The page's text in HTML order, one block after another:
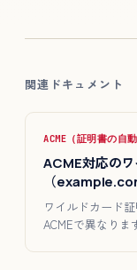
関連ドキュメント
ACME（証明書の自
ACME対応の
（
ワイルドカード
ACMEで異なり